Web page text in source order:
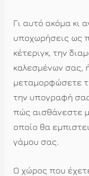
Γι αυτό ακόμα κι
υποχωρήσεις ως
κέτεριγκ, την
καλεσμένων σας,
μεταμορφώσετε
την υπογραφή
πώς αισθάνεστε
οποίο θα
γάμου σας.
Ο χώρος που